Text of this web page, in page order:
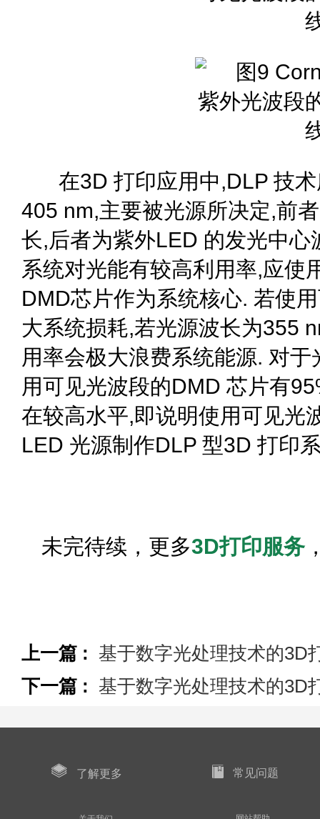
在3D 打印应用中,DLP 技
405 nm,主要被光源所决定,前
长,后者为紫外LED 的发光中
系统对光能有较高利用率,应使
DMD芯片作为系统核心. 若使
大系统损耗,若光源波长为355
用率会极大浪费系统能源. 对
用可见光波段的DMD 芯片有
在较高水平,即说明使用可见光
LED 光源制作DLP 型3D 打印
未完待续，更多3D打印服务
上一篇 :
基于数字光处理技术的3D
下一篇 :
基于数字光处理技术的3D
了解更多 常见问题